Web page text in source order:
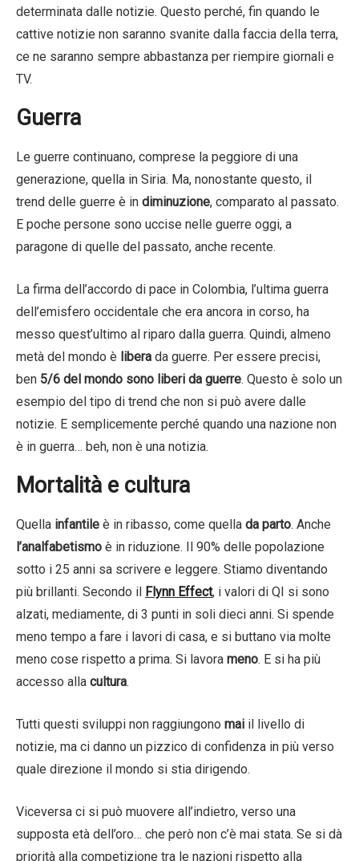
determinata dalle notizie. Questo perché, fin quando le
cattive notizie non saranno svanite dalla faccia della terra,
ce ne saranno sempre abbastanza per riempire giornali e
TV.
Guerra
Le guerre continuano, comprese la peggiore di una
generazione, quella in Siria. Ma, nonostante questo, il
trend delle guerre è in diminuzione, comparato al passato.
E poche persone sono uccise nelle guerre oggi, a
paragone di quelle del passato, anche recente.
La firma dell’accordo di pace in Colombia, l’ultima guerra
dell’emisfero occidentale che era ancora in corso, ha
messo quest’ultimo al riparo dalla guerra. Quindi, almeno
metà del mondo è libera da guerre. Per essere precisi,
ben 5/6 del mondo sono liberi da guerre. Questo è solo un
esempio del tipo di trend che non si può avere dalle
notizie. E semplicemente perché quando una nazione non
è in guerra… beh, non è una notizia.
Mortalità e cultura
Quella infantile è in ribasso, come quella da parto. Anche
l’analfabetismo è in riduzione. Il 90% delle popolazione
sotto i 25 anni sa scrivere e leggere. Stiamo diventando
più brillanti. Secondo il Flynn Effect, i valori di QI si sono
alzati, mediamente, di 3 punti in soli dieci anni. Si spende
meno tempo a fare i lavori di casa, e si buttano via molte
meno cose rispetto a prima. Si lavora meno. E si ha più
accesso alla cultura.
Tutti questi sviluppi non raggiungono mai il livello di
notizie, ma ci danno un pizzico di confidenza in più verso
quale direzione il mondo si stia dirigendo.
Viceversa ci si può muovere all’indietro, verso una
supposta età dell’oro… che però non c’è mai stata. Se si dà
priorità alla competizione tra le nazioni rispetto alla